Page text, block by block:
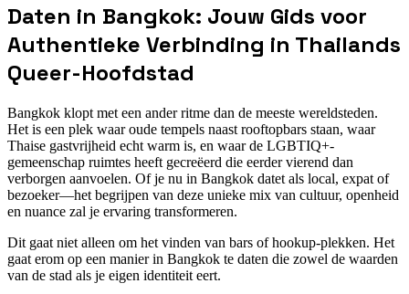
Daten in Bangkok: Jouw Gids voor
Authentieke Verbinding in Thailands
Queer-Hoofdstad
Bangkok klopt met een ander ritme dan de meeste wereldsteden.
Het is een plek waar oude tempels naast rooftopbars staan, waar
Thaise gastvrijheid echt warm is, en waar de LGBTIQ+-
gemeenschap ruimtes heeft gecreëerd die eerder vierend dan
verborgen aanvoelen. Of je nu in Bangkok datet als local, expat of
bezoeker—het begrijpen van deze unieke mix van cultuur, openheid
en nuance zal je ervaring transformeren.
Dit gaat niet alleen om het vinden van bars of hookup-plekken. Het
gaat erom op een manier in Bangkok te daten die zowel de waarden
van de stad als je eigen identiteit eert.